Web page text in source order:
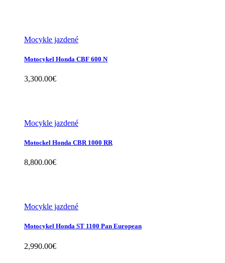
Mocykle jazdené
Motocykel Honda CBF 600 N
3,300.00€
Mocykle jazdené
Motockel Honda CBR 1000 RR
8,800.00€
Mocykle jazdené
Motocykel Honda ST 1100 Pan European
2,990.00€